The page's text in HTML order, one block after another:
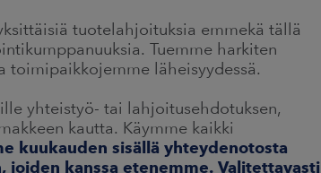
tuotelahjoituksia emmekä tällä
Tuemme harkiten
toimipaikkojemme läheisyydessä.
yhteistyö- tai lahjoitusehdotuksen,
kautta. Käymme kaikki
kuukauden sisällä yhteydenotosta
joiden kanssa etenemme. Valitettavasti